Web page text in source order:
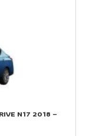
N17 2018 –